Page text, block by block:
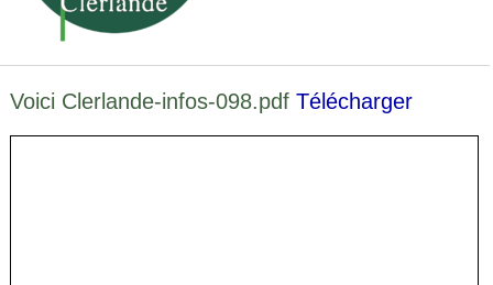
Voici Clerlande-infos-098.pdf Télécharger